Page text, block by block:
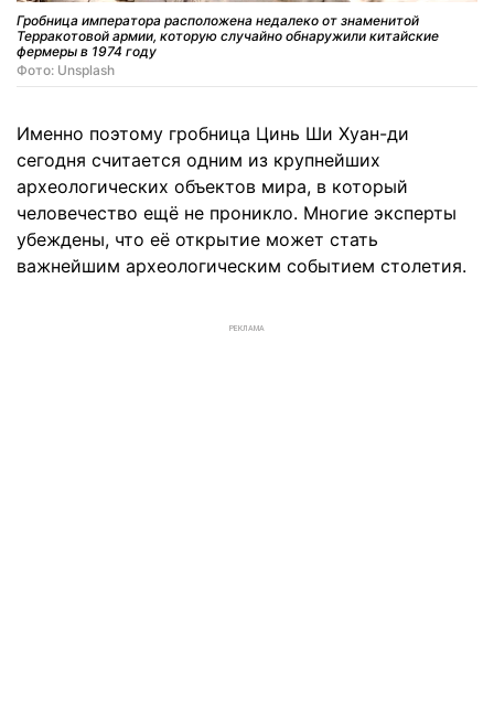
Гробница императора расположена недалеко от знаменитой
Терракотовой армии, которую случайно обнаружили китайские
фермеры в 1974 году
Фото: Unsplash
Именно поэтому гробница Цинь Ши Хуан-ди
сегодня считается одним из крупнейших
археологических объектов мира, в который
человечество ещё не проникло. Многие эксперты
убеждены, что её открытие может стать
важнейшим археологическим событием столетия.
РЕКЛАМА